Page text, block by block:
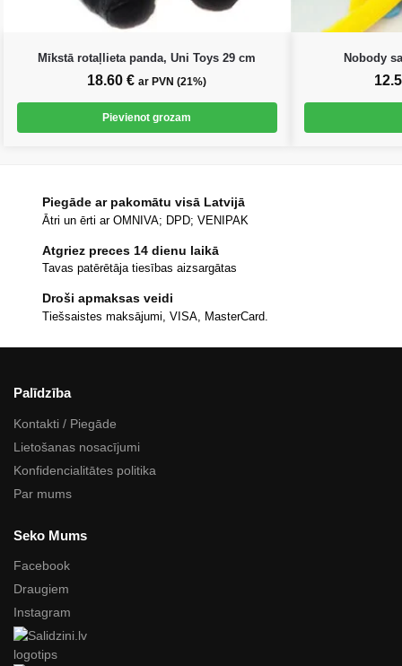
Mīkstā rotaļlieta panda, Uni Toys 29 cm
18.60€ ar PVN (21%)
Pievienot grozam
Nobody
Piegāde ar pakomātu visā Latvijā
Ātri un ērti ar OMNIVA; DPD; VENIPAK
Atgriez preces 14 dienu laikā
Tavas patērētāja tiesības aizsargātas
Droši apmaksas veidi
Tiešsaistes maksājumi, VISA, MasterCard.
Palīdzība
Kontakti / Piegāde
Lietošanas nosacījumi
Konfidencialitātes politika
Par mums
Seko Mums
Facebook
Draugiem
Instagram